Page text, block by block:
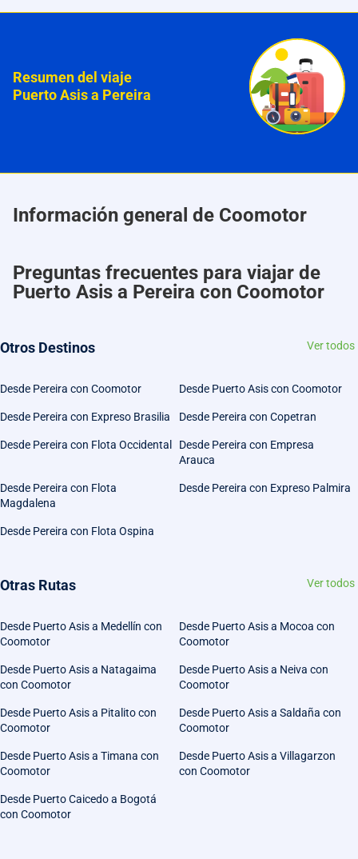
Resumen del viaje
Puerto Asis a Pereira
Información general de Coomotor
Preguntas frecuentes para viajar de
Puerto Asis a Pereira con Coomotor
Otros Destinos Ver todos
Desde Pereira con Coomotor Desde Puerto Asis con Coomotor
Desde Pereira con Expreso Brasilia Desde Pereira con Copetran
Desde Pereira con Flota Occidental
Desde Pereira con Empresa
Arauca
Desde Pereira con Flota
Magdalena
Desde Pereira con Expreso Palmira
Desde Pereira con Flota Ospina
Otras Rutas Ver todos
Desde Puerto Asis a Medellín con
Coomotor
Desde Puerto Asis a Mocoa con
Coomotor
Desde Puerto Asis a Natagaima
con Coomotor
Desde Puerto Asis a Neiva con
Coomotor
Desde Puerto Asis a Pitalito con
Coomotor
Desde Puerto Asis a Saldaña con
Coomotor
Desde Puerto Asis a Timana con
Coomotor
Desde Puerto Asis a Villagarzon
con Coomotor
Desde Puerto Caicedo a Bogotá
con Coomotor